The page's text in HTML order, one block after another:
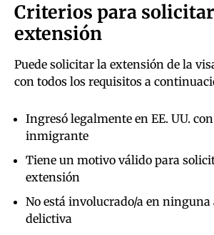
Criterios para
extensión
Puede solicitar la extensión de la
con todos los requisitos a
Ingresó legalmente en EE. UU.
inmigrante
Tiene un motivo válido para
extensión
No está involucrado/a en
delictiva